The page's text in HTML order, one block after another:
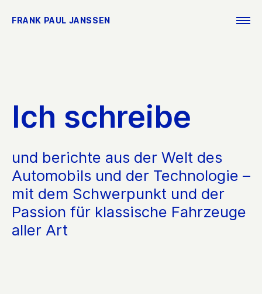
FRANK PAUL JANSSEN
Ich schreibe
und berichte aus der Welt des
Automobils und der Technologie –
mit dem Schwerpunkt und der
Passion für klassische Fahrzeuge
aller Art